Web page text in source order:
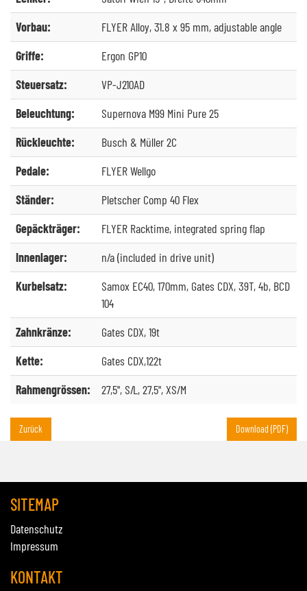
Vorbau:
FLYER Alloy, 31.8 x 95 mm, adjustable angle
Griffe:
Ergon GP10
Steuersatz:
VP-J210AD
Beleuchtung:
Supernova M99 Mini Pure 25
Rückleuchte:
Busch & Müller 2C
Pedale:
FLYER Wellgo
Ständer:
Pletscher Comp 40 Flex
Gepäckträger:
FLYER Racktime, integrated spring flap
Innenlager:
n/a (included in drive unit)
Kurbelsatz:
Samox EC40, 170mm, Gates CDX, 39T, 4b, BCD
104
Zahnkränze:
Gates CDX, 19t
Kette:
Gates CDX,122t
Rahmengrössen:
27,5", S/L, 27,5", XS/M
Zurück Download (PDF)
SITEMAP
Datenschutz
Impressum
KONTAKT